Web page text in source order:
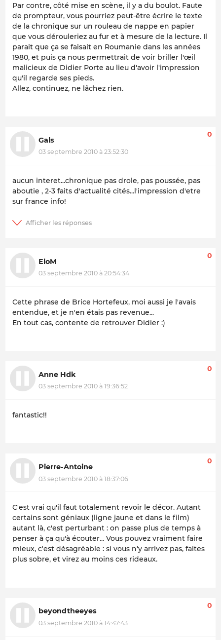
Par contre, côté mise en scène, il y a du boulot. Faute
de prompteur, vous pourriez peut-être écrire le texte
de la chronique sur un rouleau de nappe en papier
que vous dérouleriez au fur et à mesure de la lecture. Il
parait que ça se faisait en Roumanie dans les années
1980, et puis ça nous permettrait de voir briller l'œil
malicieux de Didier Porte au lieu d'avoir l'impression
qu'il regarde ses pieds.
Allez, continuez, ne lâchez rien.
Gals
03 septembre 2010 à 23:52:30
0
aucun interet...chronique pas drole, pas poussée, pas
aboutie , 2-3 faits d'actualité cités...l'impression d'etre
sur france info!
EloM
03 septembre 2010 à 20:54:34
0
Cette phrase de Brice Hortefeux, moi aussi je l'avais
entendue, et je n'en étais pas revenue...
En tout cas, contente de retrouver Didier :)
Anne Hdk
03 septembre 2010 à 19:36:52
0
fantastic!!
Pierre-Antoine
03 septembre 2010 à 18:37:06
0
C'est vrai qu'il faut totalement revoir le décor. Autant
certains sont géniaux (ligne jaune et dans le film)
autant là, c'est perturbant : on passe plus de temps à
penser à ça qu'à écouter... Vous pouvez vraiment faire
mieux, c'est désagréable : si vous n'y arrivez pas, faites
plus sobre, et virez au moins ces rideaux.
beyondtheeyes
03 septembre 2010 à 14:47:43
0